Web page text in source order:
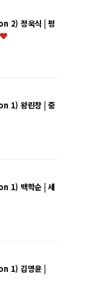
2) 정욱식 | 평
1) 왕린창 | 중
1) 백학순 | 세
1) 김영윤 |